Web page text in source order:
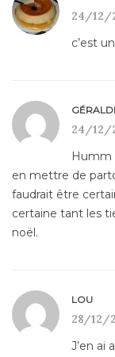
24/12/
c’est
24/12/
Humm
en mettre de
faudrait être
certaine tant les
noël.
LOU
28/12/
J’en ai